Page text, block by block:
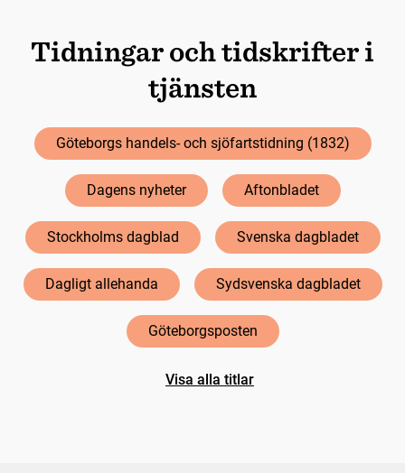
Tidningar och tidskrifter i
tjänsten
Göteborgs handels- och sjöfartstidning (1832)
Dagens nyheter Aftonbladet
Stockholms dagblad Svenska dagbladet
Dagligt allehanda Sydsvenska dagbladet
Göteborgsposten
Visa alla titlar